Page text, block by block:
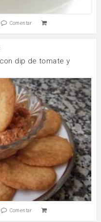
Comentar
dip de tomate y
Comentar